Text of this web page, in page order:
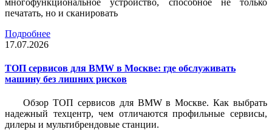
печатать, но и сканировать
Подробнее
17.07.2026
ТОП сервисов для BMW в Москве: где обслуживать
машину без лишних рисков
Обзор ТОП сервисов для BMW в Москве. Как выбрать
надежный техцентр, чем отличаются профильные сервисы,
дилеры и мультибрендовые станции.